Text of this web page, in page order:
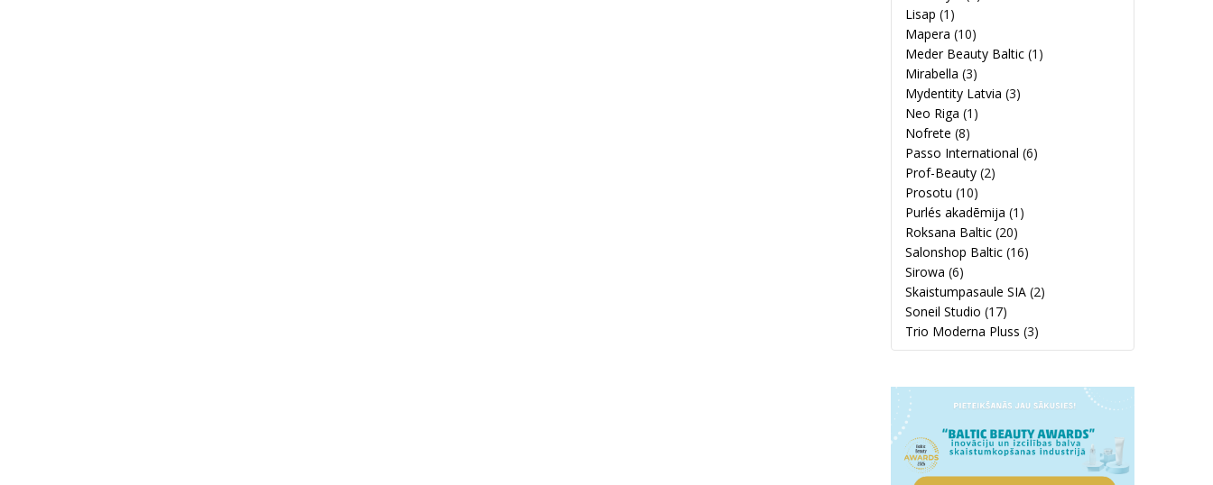
Lisap (1)
Mapera (10)
Meder Beauty Baltic (1)
Mirabella (3)
Mydentity Latvia (3)
Neo Riga (1)
Nofrete (8)
Passo International (6)
Prof-Beauty (2)
Prosotu (10)
Purlés akadēmija (1)
Roksana Baltic (20)
Salonshop Baltic (16)
Sirowa (6)
Skaistumpasaule SIA (2)
Soneil Studio (17)
Trio Moderna Pluss (3)